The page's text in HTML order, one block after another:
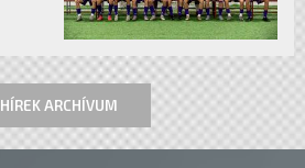
HÍREK ARCHÍVUM